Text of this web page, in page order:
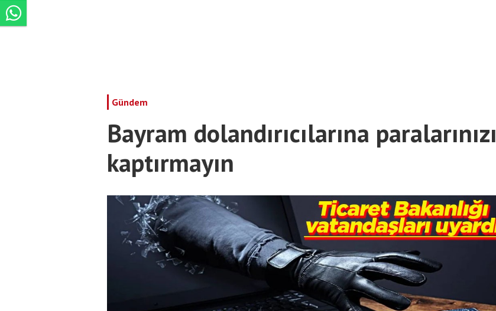
Gündem
Bayram dolandırıcılarına paralarınızı
kaptırmayın